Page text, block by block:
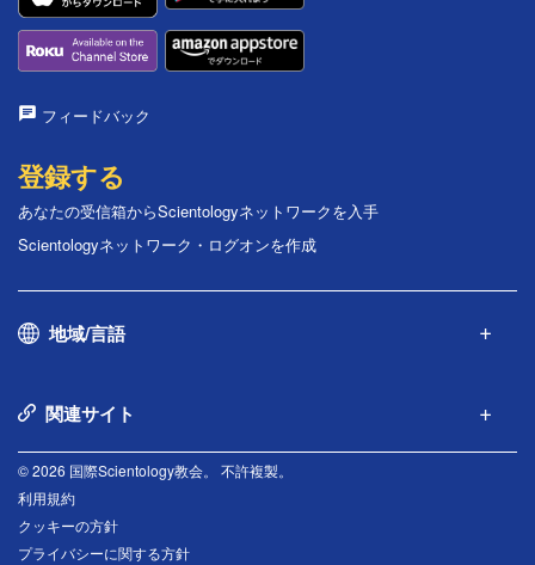
フィードバック
登録する
あなたの受信箱からScientologyネットワークを入手
Scientologyネットワーク・ログオンを作成
地域/言語
関連サイト
© 2026 国際Scientology教会。 不許複製。
利用規約
クッキーの方針
プライバシーに関する方針